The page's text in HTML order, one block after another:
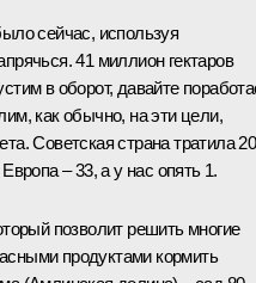
сейчас, используя
41 миллион гектаров
в оборот, давайте
как обычно, на эти цели,
Советская страна тратила
– 33, а у нас опять 1.
позволит решить многие
продуктами кормить